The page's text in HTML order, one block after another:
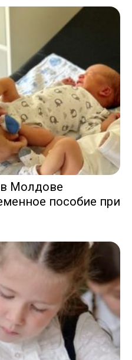
Молдове
пособие при